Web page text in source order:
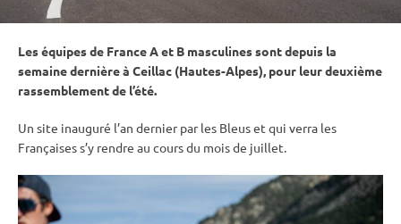
Les équipes de France A et B masculines sont depuis la
semaine dernière à Ceillac (Hautes-Alpes), pour leur deuxième
rassemblement de l’été.
Un site inauguré l’an dernier par les Bleus et qui verra les
Françaises s’y rendre au cours du mois de juillet.